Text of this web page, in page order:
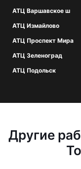
АТЦ Варшавское ш
АТЦ Измайлово
АТЦ Проспект Мира
АТЦ Зеленоград
АТЦ Подольск
Другие